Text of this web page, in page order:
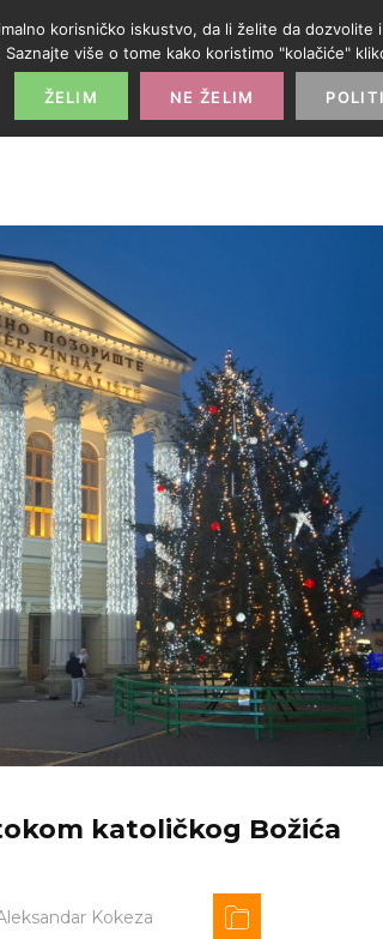
POČETNA PROMO IZLOG
katoličkog Božića
Kokeza
korisničko iskustvo, da li želite da
Saznajte više o tome kako koristimo "kolačiće"
ŽELIM NE ŽELIM